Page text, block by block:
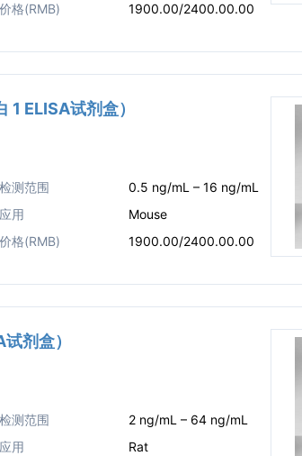
价格(RMB) 1900.00/2400.00.00
ELISA试剂盒）
检测范围
0.5 ng/mL – 16 ng/mL
应用
Mouse
价格(RMB) 1900.00/2400.00.00
剂盒）
检测范围
2 ng/mL – 64 ng/mL
应用
Rat